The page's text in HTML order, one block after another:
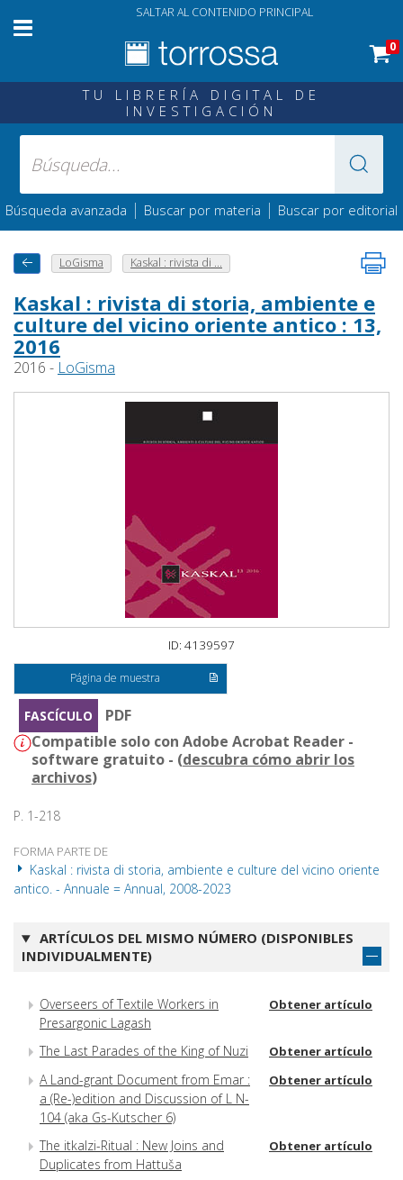
SALTAR AL CONTENIDO PRINCIPAL
0
TU LIBRERÍA DIGITAL DE
INVESTIGACIÓN
Búsqueda avanzada | Buscar por materia | Buscar por editorial
LoGisma Kaskal : rivista di ...
Kaskal : rivista di storia, ambiente e
culture del vicino oriente antico : 13,
2016
2016 - LoGisma
ID: 4139597
Página de muestra
FASCÍCULO
PDF
Compatible solo con Adobe Acrobat Reader -
software gratuito - (descubra cómo abrir los
archivos)
P. 1-218
FORMA PARTE DE
Kaskal : rivista di storia, ambiente e culture del vicino oriente
antico. - Annuale = Annual, 2008-2023
ARTÍCULOS DEL MISMO NÚMERO (DISPONIBLES
INDIVIDUALMENTE)
Overseers of Textile Workers in
Presargonic Lagash
Obtener artículo
The Last Parades of the King of Nuzi Obtener artículo
A Land-grant Document from Emar :
a (Re-)edition and Discussion of L N-
104 (aka Gs-Kutscher 6)
Obtener artículo
The itkalzi-Ritual : New Joins and
Duplicates from Hattuša
Obtener artículo